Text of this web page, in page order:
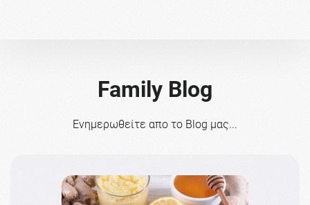
Family Blog
Ενημερωθείτε απο το Blog μας...